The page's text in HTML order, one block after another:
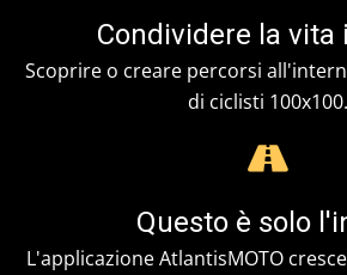
Condividere la vita
Scoprire o creare percorsi
di ciclisti 100x100.
Questo è solo
L'applicazione AtlantisMOTO